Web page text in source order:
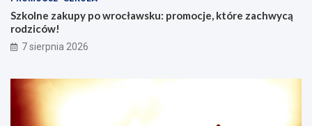
Szkolne zakupy po wrocławsku: promocje, które zachwycą
rodziców!
7 sierpnia 2026